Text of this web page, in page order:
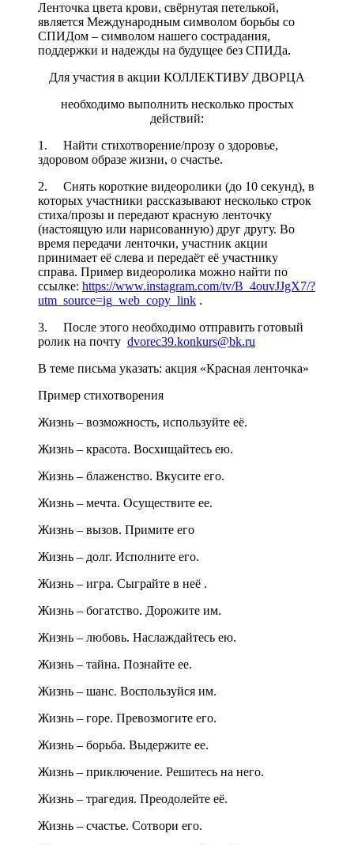
Ленточка цвета крови, свёрнутая петелькой,
является Международным символом борьбы со
СПИДом – символом нашего сострадания,
поддержки и надежды на будущее без СПИДа.
Для участия в акции КОЛЛЕКТИВУ ДВОРЦА
необходимо выполнить несколько простых
действий:
1. Найти стихотворение/прозу о здоровье,
здоровом образе жизни, о счастье.
2. Снять короткие видеоролики (до 10 секунд), в
которых участники рассказывают несколько строк
стиха/прозы и передают красную ленточку
(настоящую или нарисованную) друг другу. Во
время передачи ленточки, участник акции
принимает её слева и передаёт её участнику
справа. Пример видеоролика можно найти по
ссылке: https://www.instagram.com/tv/B_4ouvJJgX7/?
utm_source=ig_web_copy_link .
3. После этого необходимо отправить готовый
ролик на почту dvorec39.konkurs@bk.ru
В теме письма указать: акция «Красная ленточка»
Пример стихотворения
Жизнь – возможность, используйте её.
Жизнь – красота. Восхищайтесь ею.
Жизнь – блаженство. Вкусите его.
Жизнь – мечта. Осуществите ее.
Жизнь – вызов. Примите его
Жизнь – долг. Исполните его.
Жизнь – игра. Сыграйте в неё .
Жизнь – богатство. Дорожите им.
Жизнь – любовь. Наслаждайтесь ею.
Жизнь – тайна. Познайте ее.
Жизнь – шанс. Воспользуйся им.
Жизнь – горе. Превозмогите его.
Жизнь – борьба. Выдержите ее.
Жизнь – приключение. Решитесь на него.
Жизнь – трагедия. Преодолейте её.
Жизнь – счастье. Сотвори его.